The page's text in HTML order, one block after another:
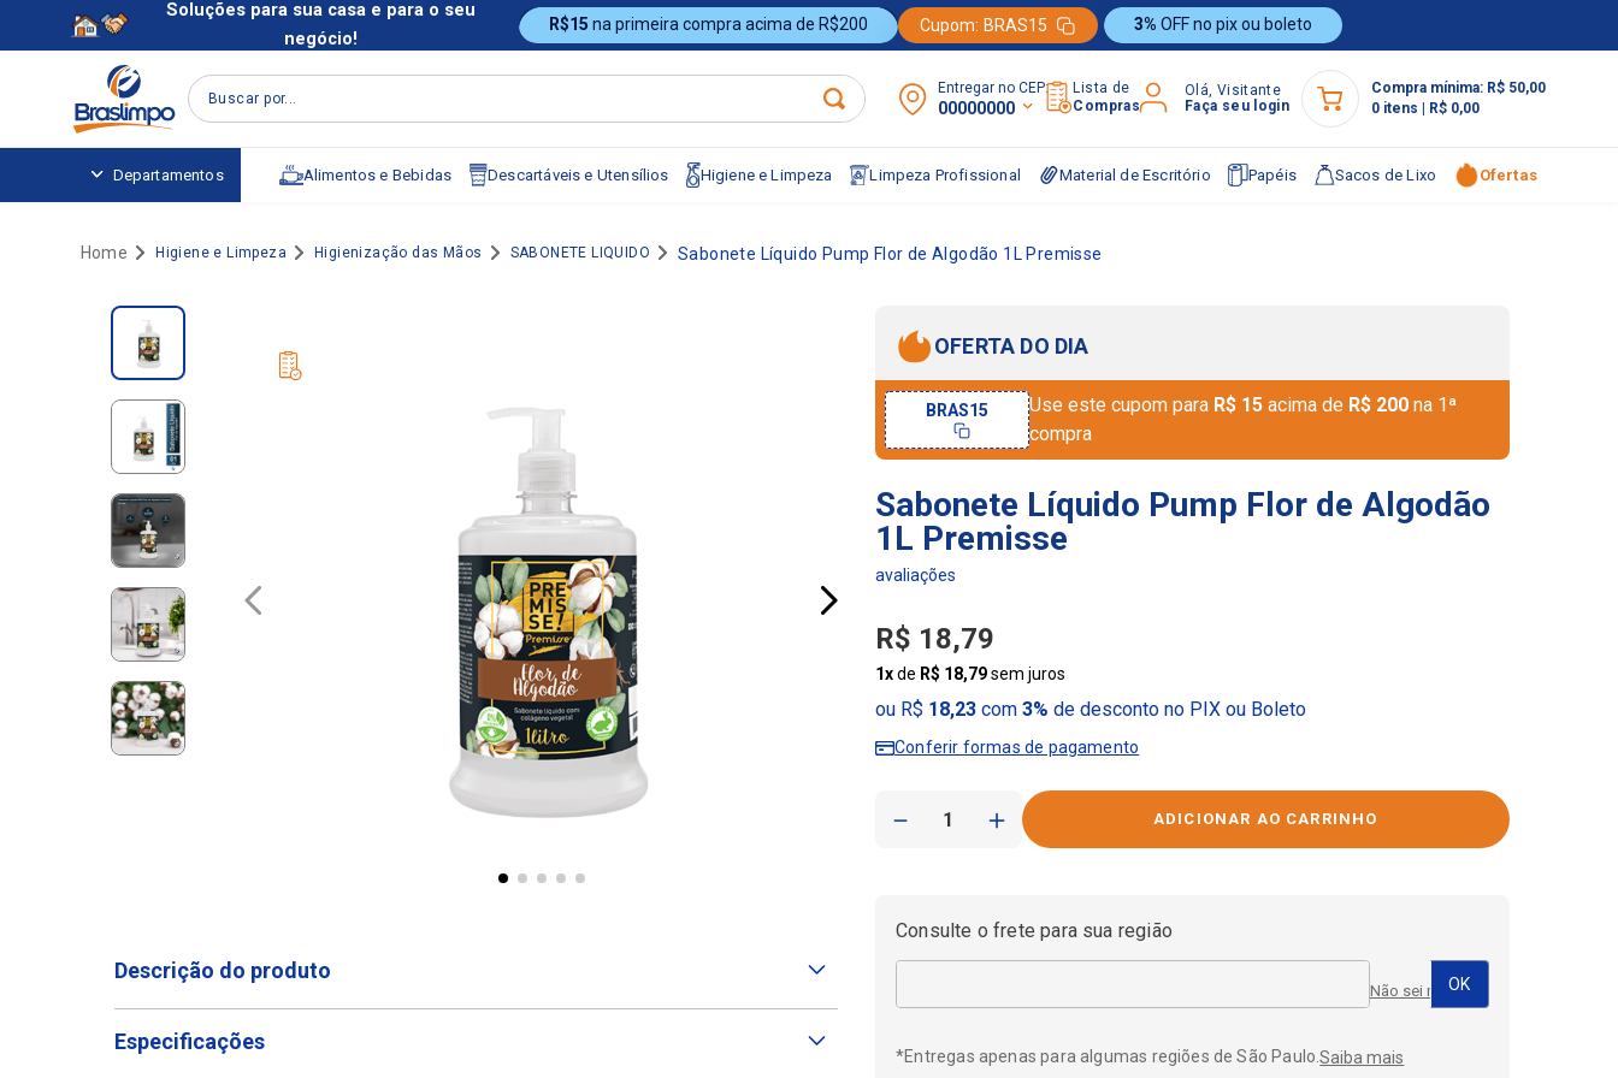
Soluções para sua casa e para o seu
negócio!
R$15 na primeira compra acima de R$200 Cupom: BRAS15 3% OFF no pix ou boleto
Buscar por... Entregar no CEP:
00000000
Lista de
Compras
Olá, Visitante
Faça seu login
Compra mínima: R$ 50,00
0 itens R$ 0,00
Departamentos Alimentos e Bebidas Descartáveis e Utensílios Higiene e Limpeza Limpeza Profissional Material de Escritório Papéis Sacos de Lixo Ofertas
Higiene e Limpeza Higienização das Mãos SABONETE LIQUIDO Sabonete Líquido Pump Flor de Algodão 1L Premisse
Descrição do produto
Especificações
OFERTA DO DIA
Use este cupom para R$ 15 acima de R$ 200 na 1ª
compra
BRAS15
Sabonete Líquido Pump Flor de Algodão
1L Premisse
R$ 18,79
1xde R$ 18,79sem juros
ou R$ 18,23 com3% de desconto no PIX ou Boleto
Conferir formas de pagamento
＋
－
Consulte o frete para sua região
Não sei meu CEP
*Entregas apenas para algumas regiões de São Paulo.Saiba mais